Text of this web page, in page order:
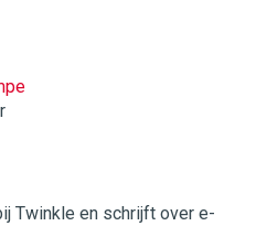
Twinkle en schrijft over e-